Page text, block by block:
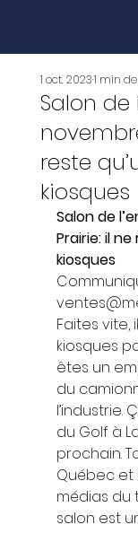
Salon de
reste
kiosques
1 oct. 20231 min
Salon de
Prairie: il
kiosques
Faites vite,
kiosques
êtes un
du
l’industrie.
du Golf à
prochain.
Québec et
médias du
salon est